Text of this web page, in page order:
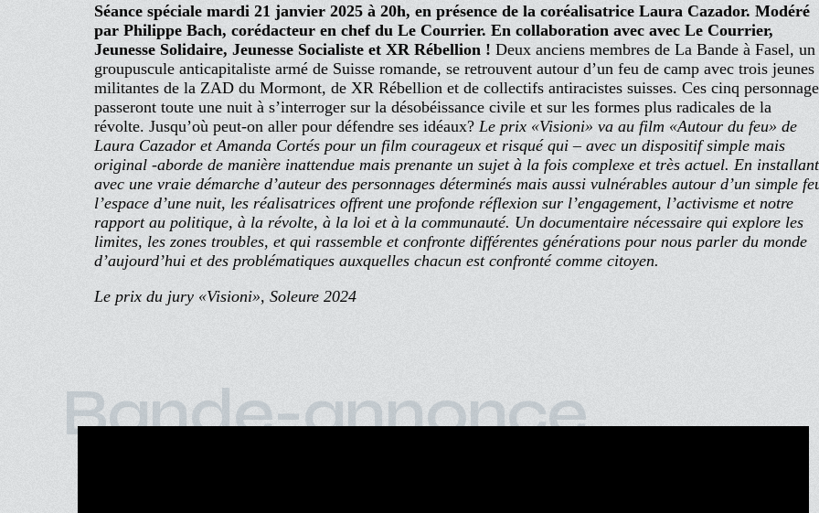
Séance spéciale mardi 21 janvier 2025 à 20h, en présence de la coréalisatrice Laura Cazador. Modéré
par Philippe Bach, corédacteur en chef du Le Courrier. En collaboration avec avec Le Courrier,
Jeunesse Solidaire, Jeunesse Socialiste et XR Rébellion !Deux anciens membres de La Bande à Fasel, un
groupuscule anticapitaliste armé de Suisse romande, se retrouvent autour d’un feu de camp avec trois jeunes
militantes de la ZAD du Mormont, de XR Rébellion et de collectifs antiracistes suisses. Ces cinq
passeront toute une nuit à s’interroger sur la désobéissance civile et sur les formes plus radicales de la
révolte. Jusqu’où peut-on aller pour défendre ses idéaux? Le prix «Visioni» va au film «Autour du feu» de
Laura Cazador et Amanda Cortés pour un film courageux et risqué qui – avec un dispositif simple mais
original -aborde de manière inattendue mais prenante un sujet à la fois complexe et très actuel. En installant
avec une vraie démarche d’auteur des personnages déterminés mais aussi vulnérables autour d’un simple
l’espace d’une nuit, les réalisatrices offrent une profonde réflexion sur l’engagement, l’activisme et notre
rapport au politique, à la révolte, à la loi et à la communauté. Un documentaire nécessaire qui explore les
limites, les zones troubles, et qui rassemble et confronte différentes générations pour nous parler du monde
d’aujourd’hui et des problématiques auxquelles chacun est confronté comme citoyen.
Le prix du jury «Visioni», Soleure 2024
Bande-annonce